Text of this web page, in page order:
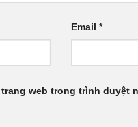
Email *
web trong trình duyệt